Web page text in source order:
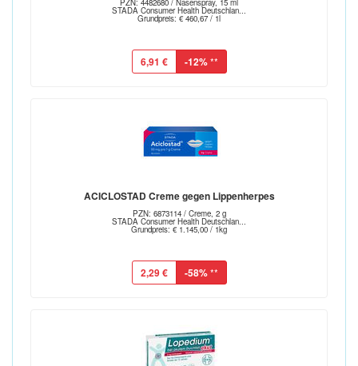
PZN: 4482680 / Nasenspray, 15 ml
STADA Consumer Health Deutschlan...
Grundpreis: € 460,67 / 1l
6,91 € -12%**
ACICLOSTAD Creme gegen Lippenherpes
PZN: 6873114 / Creme, 2 g
STADA Consumer Health Deutschlan...
Grundpreis: € 1.145,00 / 1kg
2,29 € -58%**